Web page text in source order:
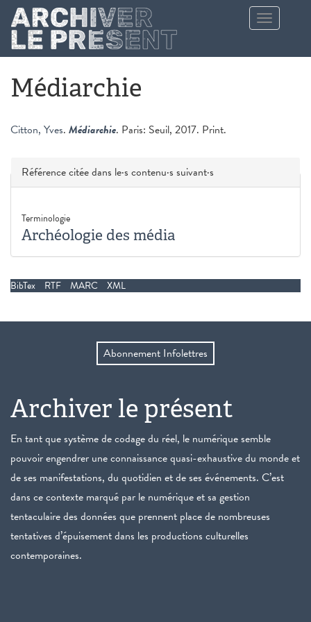
Aller au contenu principal
Toggle
navigation
Médiarchie
Citton, Yves. Médiarchie. Paris: Seuil, 2017. Print.
Masquer
Référence citée dans le·s contenu·s suivant·s
Terminologie
Archéologie des média
BibTex RTF MARC XML
Abonnement Infolettres
Archiver le présent
En tant que système de codage du réel, le numérique semble
pouvoir engendrer une connaissance quasi-exhaustive du monde et
de ses manifestations, du quotidien et de ses événements. C’est
dans ce contexte marqué par le numérique et sa gestion
tentaculaire des données que prennent place de nombreuses
tentatives d’épuisement dans les productions culturelles
contemporaines.